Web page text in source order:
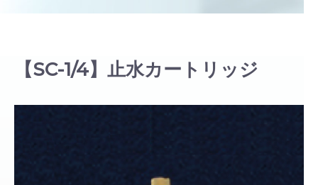
【SC-1/4】止水カートリッジ